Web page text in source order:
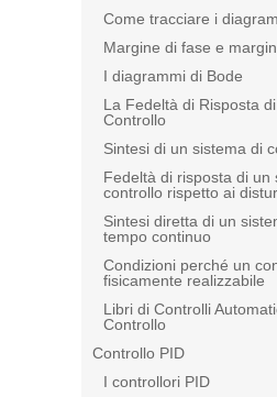
Come tracciare i
Margine di fase e
I diagrammi di Bode
La Fedeltà di Risposta
Controllo
Sintesi di un sistema di
Fedeltà di risposta di un
controllo rispetto ai
Sintesi diretta di un
tempo continuo
Condizioni perché un
fisicamente realizzabile
Libri di Controlli
Controllo
Controllo PID
I controllori PID